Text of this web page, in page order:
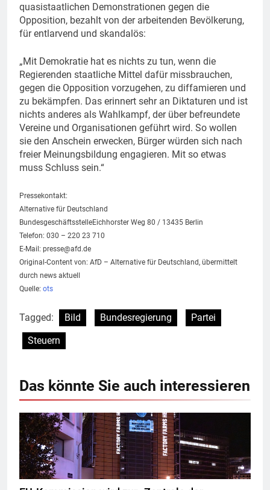
quasistaatlichen Demonstrationen gegen die
Opposition, bezahlt von der arbeitenden Bevölkerung,
für entlarvend und skandalös:
„Mit Demokratie hat es nichts zu tun, wenn die
Regierenden staatliche Mittel dafür missbrauchen,
gegen die Opposition vorzugehen, zu diffamieren und
zu bekämpfen. Das erinnert sehr an Diktaturen und ist
nichts anderes als Wahlkampf, der über befreundete
Vereine und Organisationen geführt wird. So wollen
sie den Anschein erwecken, Bürger würden sich nach
freier Meinungsbildung engagieren. Mit so etwas
muss Schluss sein.“
Pressekontakt:
Alternative für Deutschland
BundesgeschäftsstelleEichhorster Weg 80 / 13435 Berlin
Telefon: 030 – 220 23 710
E-Mail: presse@afd.de
Original-Content von: AfD – Alternative für Deutschland, übermittelt
durch news aktuell
Quelle: ots
Tagged: Bild Bundesregierung
Partei
Steuern
Das könnte Sie auch interessieren